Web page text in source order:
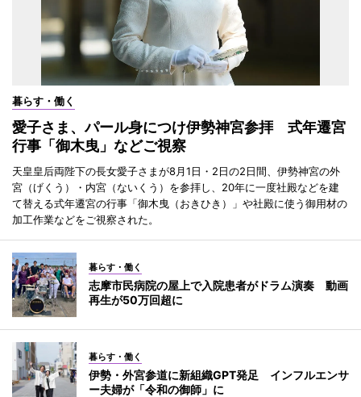
暮らす・働く
愛子さま、パール身につけ伊勢神宮参拝 式年遷宮
行事「御木曳」などご視察
天皇皇后両陛下の長女愛子さまが8月1日・2日の2日間、伊勢神宮の外
宮（げくう）・内宮（ないくう）を参拝し、20年に一度社殿などを建
て替える式年遷宮の行事「御木曳（おきひき）」や社殿に使う御用材の
加工作業などをご視察された。
暮らす・働く
志摩市民病院の屋上で入院患者がドラム演奏 動画
再生が50万回超に
暮らす・働く
伊勢・外宮参道に新組織GPT発足 インフルエンサ
ー夫婦が「令和の御師」に